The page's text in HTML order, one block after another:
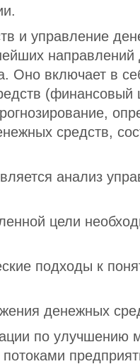
и управление
направлений
Оно включает в
(финансовый
средств,
анализ
цели
подходы к
денежных
по улучшению